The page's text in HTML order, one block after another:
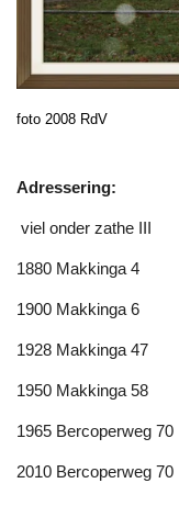
foto 2008 RdV
Adressering:
viel onder zathe III
1880 Makkinga 4
1900 Makkinga 6
1928 Makkinga 47
1950 Makkinga 58
1965 Bercoperweg 70
2010 Bercoperweg 70